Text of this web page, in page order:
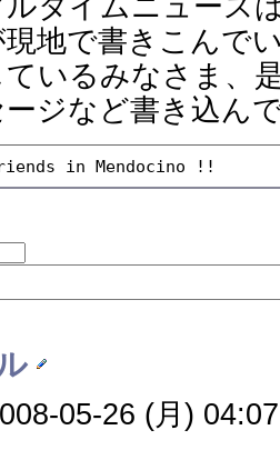
タイムニュース
地で書きこんで
いるみなさま、
ジなど書き込ん
in Mendocino !!
05-26 (月)